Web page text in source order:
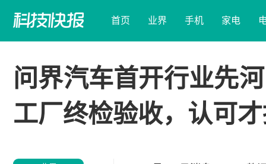
首页 业界 手机 家电
问界汽车首开行业先
工厂终检验收，认可